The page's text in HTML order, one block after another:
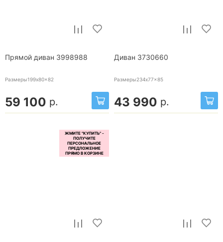
Прямой диван 3998988
Размеры199x80x82
59 100 р.
Диван 3730660
Размеры234x77x85
43 990 р.